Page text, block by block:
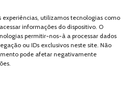
experiências, utilizamos tecnologias como
informações do dispositivo. O
permitir-nos-à a processar dados
ou IDs exclusivos neste site. Não
pode afetar negativamente
as novidades! Zero
novidades e novos